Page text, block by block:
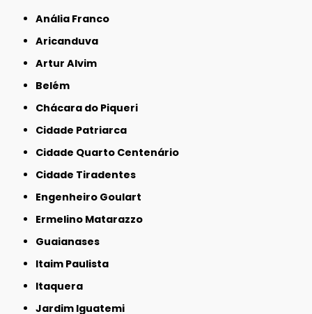
Anália Franco
Aricanduva
Artur Alvim
Belém
Chácara do Piqueri
Cidade Patriarca
Cidade Quarto Centenário
Cidade Tiradentes
Engenheiro Goulart
Ermelino Matarazzo
Guaianases
Itaim Paulista
Itaquera
Jardim Iguatemi